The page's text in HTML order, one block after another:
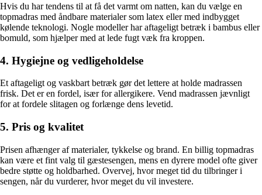
Hvis du har tendens til at få det varmt om natten, kan du vælge en
topmadras med åndbare materialer som latex eller med indbygget
kølende teknologi. Nogle modeller har aftageligt betræk i bambus eller
bomuld, som hjælper med at lede fugt væk fra kroppen.
4. Hygiejne og vedligeholdelse
Et aftageligt og vaskbart betræk gør det lettere at holde madrassen
frisk. Det er en fordel, især for allergikere. Vend madrassen jævnligt
for at fordele slitagen og forlænge dens levetid.
5. Pris og kvalitet
Prisen afhænger af materialer, tykkelse og brand. En billig topmadras
kan være et fint valg til gæstesengen, mens en dyrere model ofte giver
bedre støtte og holdbarhed. Overvej, hvor meget tid du tilbringer i
sengen, når du vurderer, hvor meget du vil investere.